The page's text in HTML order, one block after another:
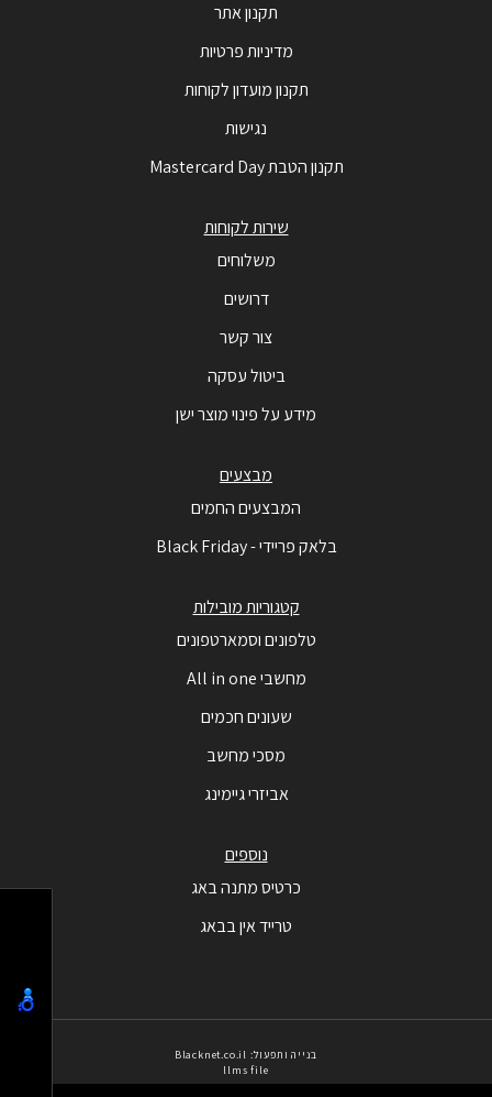
תקנון אתר
מדיניות פרטיות
תקנון מועדון לקוחות
נגישות
תקנון הטבת Mastercard Day
שירות לקוחות
משלוחים
דרושים
צור קשר
ביטול עסקה
מידע על פינוי מוצר ישן
מבצעים
המבצעים החמים
בלאק פריידי - Black Friday
קטגוריות מובילות
טלפונים וסמארטפונים
מחשבי All in one
שעונים חכמים
מסכי מחשב
אביזרי גיימינג
נוספים
כרטיס מתנה באג
טרייד אין בבאג
בנייה ותפעול: Blacknet.co.il
llms file